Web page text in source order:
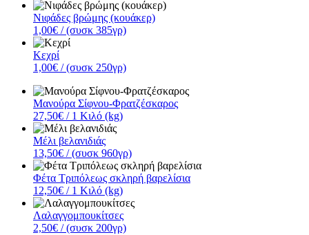
Νιφάδες βρώμης (κουάκερ)
1,00€ / (συσκ 385γρ)
Κεχρί
1,00€ / (συσκ 250γρ)
Μανούρα Σίφνου-Φρατζέσκαρος
27,50€ / 1 Κιλό (kg)
Μέλι βελανιδιάς
13,50€ / (συσκ 960γρ)
Φέτα Τριπόλεως σκληρή βαρελίσια
12,50€ / 1 Κιλό (kg)
Λαλαγγομπουκίτσες
2,50€ / (συσκ 200γρ)